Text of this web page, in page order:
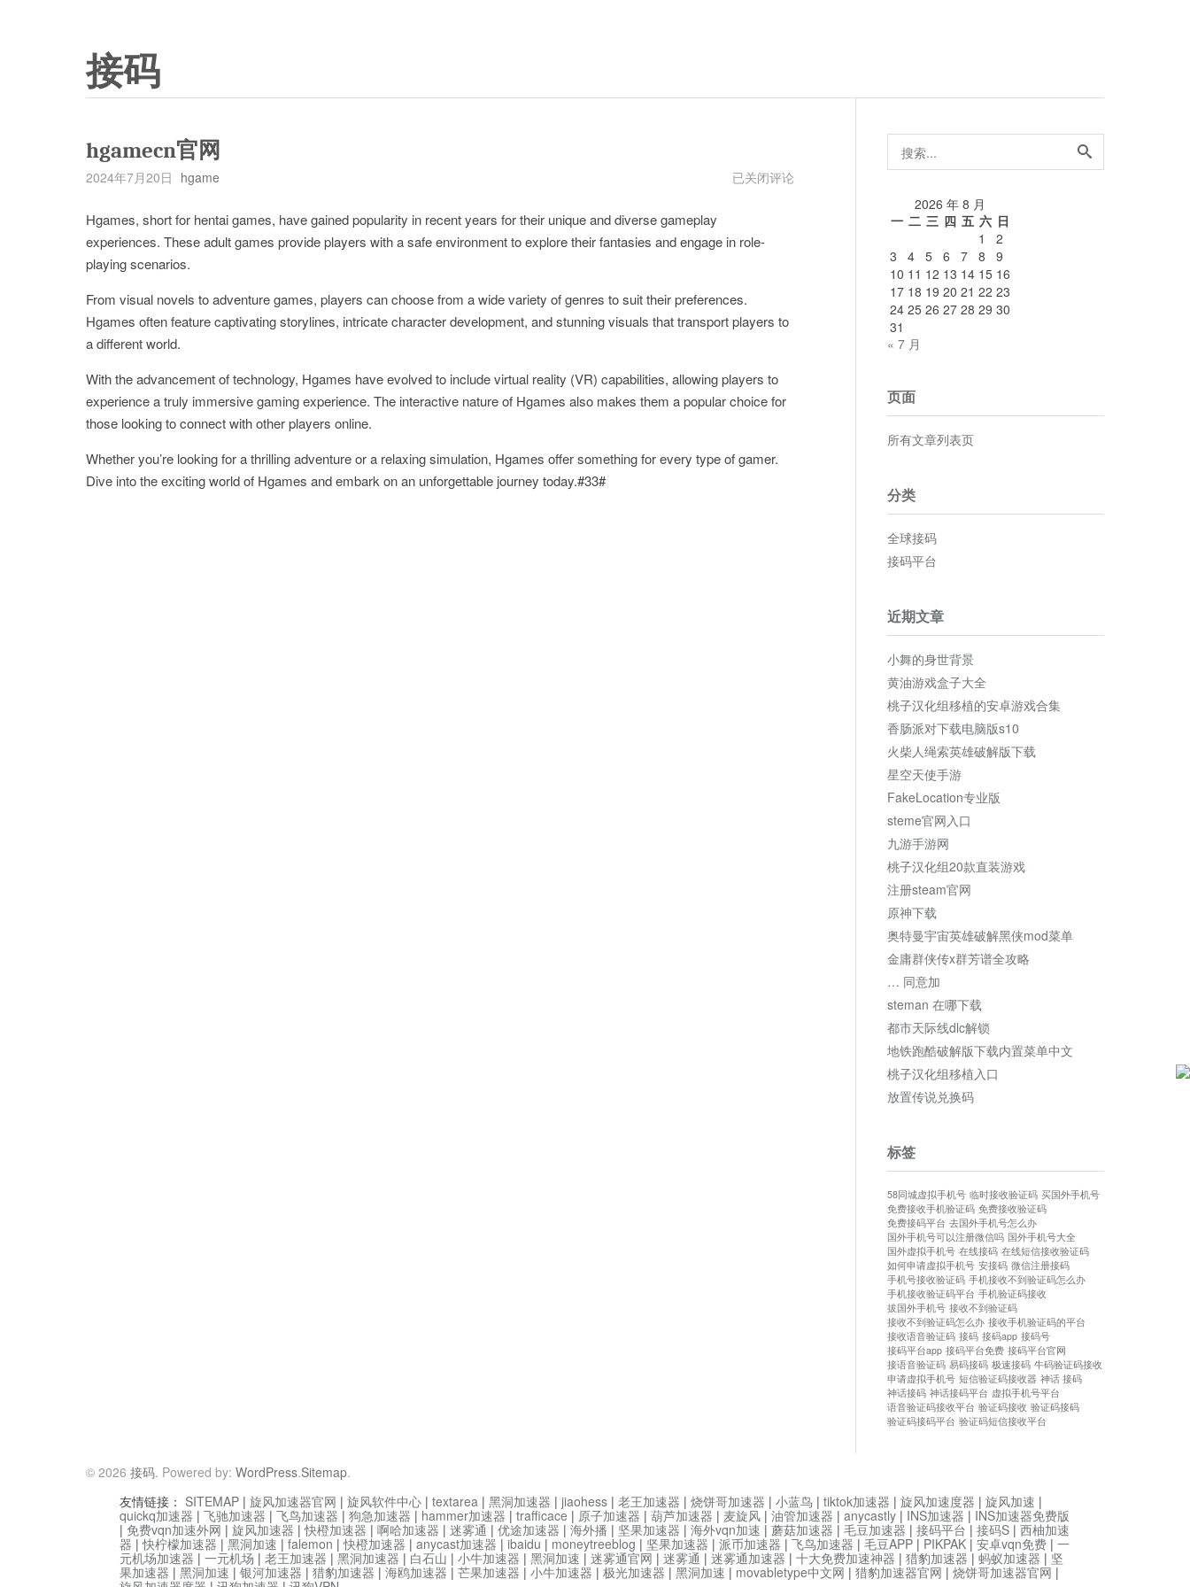
接码
hgamecn官网
2024年7月20日 hgame
hgamecn
已关闭评论
Hgames, short for hentai games, have gained popularity in recent years for their unique and diverse gameplay
experiences. These adult games provide players with a safe environment to explore their fantasies and engage in role-
playing scenarios.
From visual novels to adventure games, players can choose from a wide variety of genres to suit their preferences.
Hgames often feature captivating storylines, intricate character development, and stunning visuals that transport players to
a different world.
With the advancement of technology, Hgames have evolved to include virtual reality (VR) capabilities, allowing players to
experience a truly immersive gaming experience. The interactive nature of Hgames also makes them a popular choice for
those looking to connect with other players online.
Whether you’re looking for a thrilling adventure or a relaxing simulation, Hgames offer something for every type of gamer.
Dive into the exciting world of Hgames and embark on an unforgettable journey today.#33#
搜
索...
2026 年 8 月
一 二 三 四 五 六 日
1
2
3
4 5 6 7 8
9
10 11 12 13 14 15 16
17 18 19 20 21 22 23
24 25 26 27 28 29 30
31
« 7 月
页面
所有文章列表页
分类
全球接码
接码平台
近期文章
小舞的身世背景
黄油游戏盒子大全
桃子汉化组移植的安卓游戏合集
香肠派对下载电脑版s10
火柴人绳索英雄破解版下载
星空天使手游
FakeLocation专业版
steme官网入口
九游手游网
桃子汉化组20款直装游戏
注册steam官网
原神下载
奥特曼宇宙英雄破解黑侠mod菜单
金庸群侠传x群芳谱全攻略
… 同意加
steman 在哪下载
都市天际线dlc解锁
地铁跑酷破解版下载内置菜单中文
桃子汉化组移植入口
放置传说兑换码
标签
58同城虚拟手机号 临时接收验证码 买国外手机号
免费接收手机验证码 免费接收验证码
免费接码平台 去国外手机号怎么办
国外手机号可以注册微信吗 国外手机号大全
国外虚拟手机号 在线接码 在线短信接收验证码
如何申请虚拟手机号 安接码 微信注册接码
手机号接收验证码 手机接收不到验证码怎么办
手机接收验证码平台 手机验证码接收
拔国外手机号 接收不到验证码
接收不到验证码怎么办 接收手机验证码的平台
接收语音验证码 接码 接码app 接码号
接码平台app 接码平台免费 接码平台官网
接语音验证码 易码接码 极速接码 牛码验证码接收
申请虚拟手机号 短信验证码接收器 神话 接码
神话接码 神话接码平台 虚拟手机号平台
语音验证码接收平台 验证码接收 验证码接码
验证码接码平台 验证码短信接收平台
© 2026 接码. Powered by: WordPress.Sitemap.
友情链接： SITEMAP | 旋风加速器官网 | 旋风软件中心 | textarea | 黑洞加速器 | jiaohess | 老王加速器 | 烧饼哥加速器 | 小蓝鸟 | tiktok加速器 | 旋风加速度器 | 旋风加速 |
quickq加速器 | 飞驰加速器 | 飞鸟加速器 | 狗急加速器 | hammer加速器 | trafficace | 原子加速器 | 葫芦加速器 | 麦旋风 | 油管加速器 | anycastly | INS加速器 | INS加速器免费版
| 免费vqn加速外网 | 旋风加速器 |快橙加速器 | 啊哈加速器 | 迷雾通 | 优途加速器 | 海外播 | 坚果加速器 | 海外vqn加速 | 蘑菇加速器 | 毛豆加速器 | 接码平台 | 接码S | 西柚加速
器 |快柠檬加速器 | 黑洞加速 | falemon |快橙加速器 | anycast加速器 | ibaidu | moneytreeblog | 坚果加速器 | 派币加速器 | 飞鸟加速器 | 毛豆APP | PIKPAK | 安卓vqn免费 | 一
元机场加速器 | 一元机场 | 老王加速器 | 黑洞加速器 | 白石山 | 小牛加速器 | 黑洞加速 | 迷雾通官网 | 迷雾通 | 迷雾通加速器 | 十大免费加速神器 | 猎豹加速器 | 蚂蚁加速器 | 坚
果加速器 | 黑洞加速 | 银河加速器 | 猎豹加速器 | 海鸥加速器 | 芒果加速器 | 小牛加速器 | 极光加速器 | 黑洞加速 | movabletype中文网 | 猎豹加速器官网 | 烧饼哥加速器官网 |